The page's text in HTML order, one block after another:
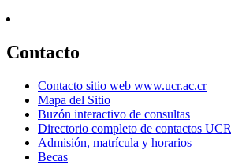
Contacto
Contacto sitio web www.ucr.ac.cr
Mapa del Sitio
Buzón interactivo de consultas
Directorio completo de contactos UCR
Admisión, matrícula y horarios
Becas